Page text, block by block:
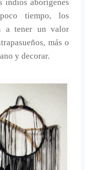
indios aborígenes
tiempo, los
a tener un valor
más o
y decorar.